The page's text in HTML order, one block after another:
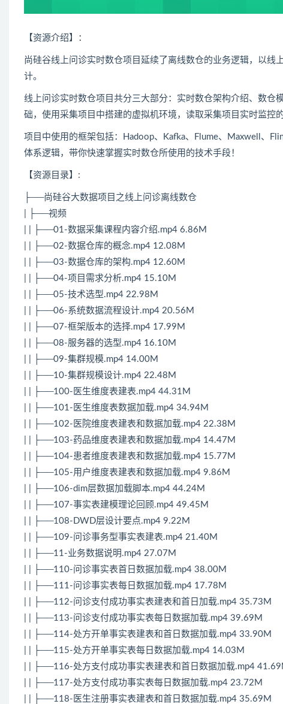
【资源介绍】：
尚硅谷线上问诊实时数仓项目延续了离线数仓的业务逻辑，以
计。
线上问诊实时数仓项目共分三大部分：实时数仓架构介绍、数仓
础，使用采集项目中搭建的虚拟机环境，读取采集项目实时监控
项目中使用的框架包括： Hadoop、 Kafka、Flume、Maxwell、
体系逻辑，带你快速掌握实时数仓所使用的技术手段！
【资源目录】:
├──尚硅谷大数据项目之线上问诊离线数仓
| ├──视频
| | ├──01-数据采集课程内容介绍.mp4 6.86M
| | ├──02-数据仓库的概念.mp4 12.08M
| | ├──03-数据仓库的架构.mp4 12.60M
| | ├──04-项目需求分析.mp4 15.10M
| | ├──05-技术选型.mp4 22.98M
| | ├──06-系统数据流程设计.mp4 20.56M
| | ├──07-框架版本的选择.mp4 17.99M
| | ├──08-服务器的选型.mp4 16.10M
| | ├──09-集群规模.mp4 14.00M
| | ├──10-集群规模设计.mp4 22.48M
| | ├──100-医生维度表建表.mp4 44.31M
| | ├──101-医生维度表数据加载.mp4 34.94M
| | ├──102-医院维度表建表和数据加载.mp4 22.38M
| | ├──103-药品维度表建表和数据加载.mp4 14.47M
| | ├──104-患者维度表建表和数据加载.mp4 15.77M
| | ├──105-用户维度表建表和数据加载.mp4 9.86M
| | ├──106-dim层数据加载脚本.mp4 44.24M
| | ├──107-事实表建模理论回顾.mp4 49.45M
| | ├──108-DWD层设计要点.mp4 9.22M
| | ├──109-问诊事务型事实表建表.mp4 21.40M
| | ├──11-业务数据说明.mp4 27.07M
| | ├──110-问诊事实表首日数据加载.mp4 38.00M
| | ├──111-问诊事实表每日数据加载.mp4 17.78M
| | ├──112-问诊支付成功事实表建表和首日加载.mp4 35.73M
| | ├──113-问诊支付成功事实表每日数据加载.mp4 39.69M
| | ├──114-处方开单事实表建表和首日数据加载.mp4 33.90M
| | ├──115-处方开单事实表每日数据加载.mp4 14.03M
| | ├──116-处方支付成功事实表建表和首日数据加载.mp4
| | ├──117-处方支付成功事实表每日数据加载.mp4 23.72M
| | ├──118-医生注册事实表建表和首日数据加载.mp4 35.69M